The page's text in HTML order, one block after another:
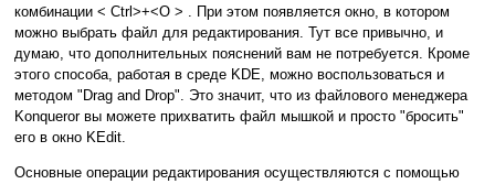
комбинации < Ctrl>+<O > . При этом появляется окно, в котором
можно выбрать файл для редактирования. Тут все привычно, и
думаю, что дополнительных пояснений вам не потребуется. Кроме
этого способа, работая в среде KDE, можно воспользоваться и
методом "Drag and Drop". Это значит, что из файлового менеджера
Konqueror вы можете прихватить файл мышкой и просто "бросить"
его в окно KEdit.
Основные операции редактирования осуществляются с помощью